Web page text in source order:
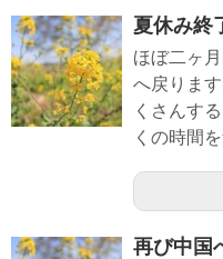
夏休み終
ほぼ二ヶ
へ戻りま
くさんす
くの時間
再び中国